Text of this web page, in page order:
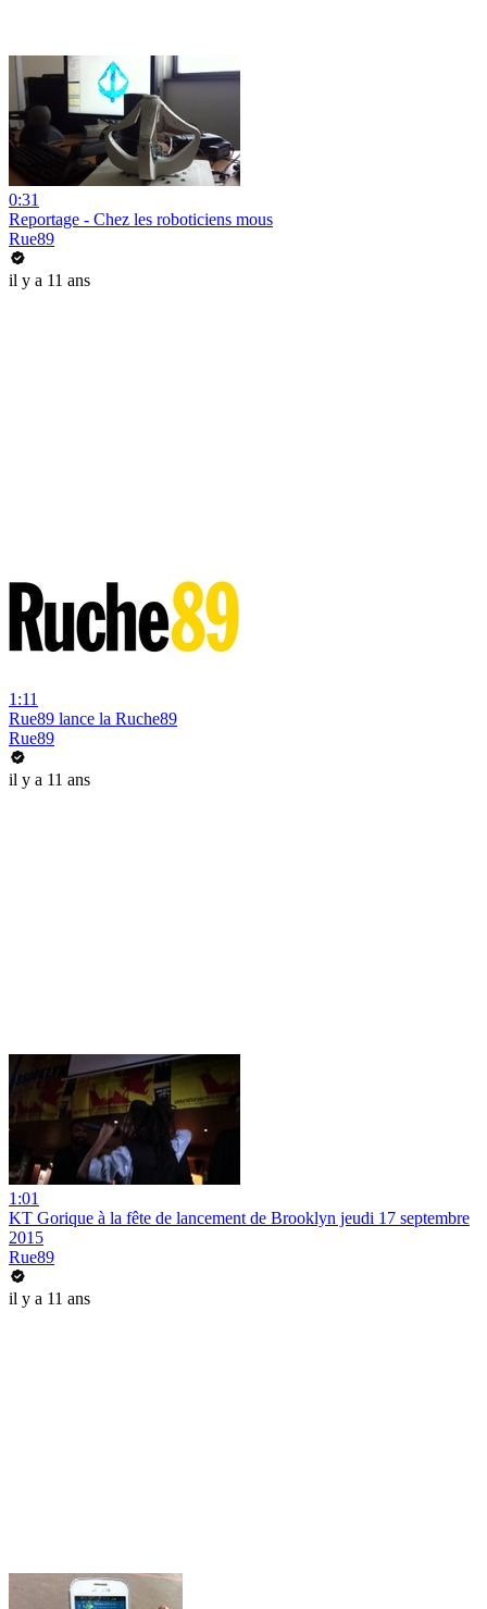
0:31
Reportage - Chez les roboticiens mous
Rue89
il y a 11 ans
1:11
Rue89 lance la Ruche89
Rue89
il y a 11 ans
1:01
KT Gorique à la fête de lancement de Brooklyn jeudi 17 septembre
2015
Rue89
il y a 11 ans